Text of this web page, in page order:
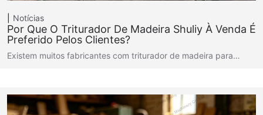
Notícias
Por Que O Triturador De Madeira Shuliy À Venda É
Preferido Pelos Clientes?
Existem muitos fabricantes com triturador de madeira para…